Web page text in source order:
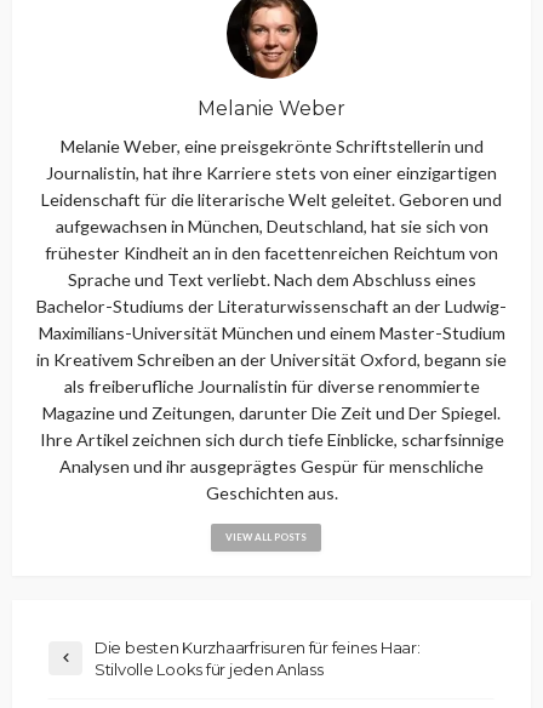
Melanie Weber
Melanie Weber, eine preisgekrönte Schriftstellerin und
Journalistin, hat ihre Karriere stets von einer einzigartigen
Leidenschaft für die literarische Welt geleitet. Geboren und
aufgewachsen in München, Deutschland, hat sie sich von
frühester Kindheit an in den facettenreichen Reichtum von
Sprache und Text verliebt. Nach dem Abschluss eines
Bachelor-Studiums der Literaturwissenschaft an der Ludwig-
Maximilians-Universität München und einem Master-Studium
in Kreativem Schreiben an der Universität Oxford, begann sie
als freiberufliche Journalistin für diverse renommierte
Magazine und Zeitungen, darunter Die Zeit und Der Spiegel.
Ihre Artikel zeichnen sich durch tiefe Einblicke, scharfsinnige
Analysen und ihr ausgeprägtes Gespür für menschliche
Geschichten aus.
VIEW ALL POSTS
Die besten Kurzhaarfrisuren für feines Haar:
Stilvolle Looks für jeden Anlass